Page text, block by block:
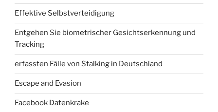
Effektive Selbstverteidigung
Entgehen Sie biometrischer Gesichtserkennung und
Tracking
erfassten Fälle von Stalking in Deutschland
Escape and Evasion
Facebook Datenkrake